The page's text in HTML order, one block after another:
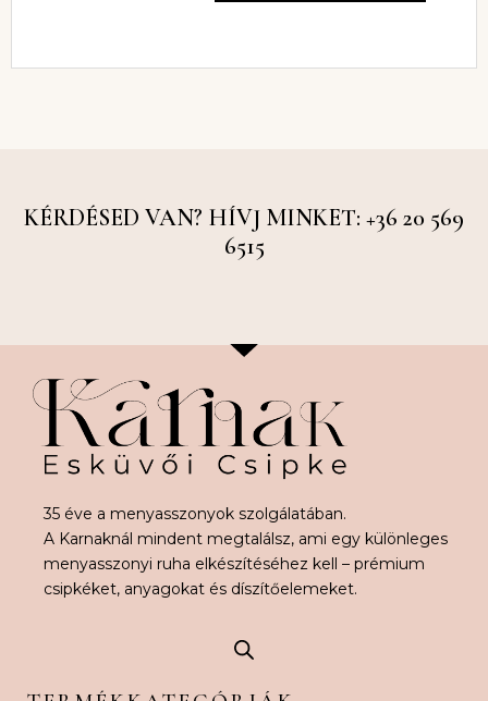
KÉRDÉSED VAN? HÍVJ MINKET: +36 20 569
6515
35 éve a menyasszonyok szolgálatában.
A Karnaknál mindent megtalálsz, ami egy különleges
menyasszonyi ruha elkészítéséhez kell – prémium
csipkéket, anyagokat és díszítőelemeket.